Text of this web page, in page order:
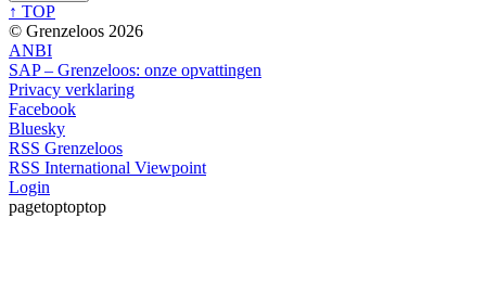
↑ TOP
© Grenzeloos 2026
ANBI
SAP – Grenzeloos: onze opvattingen
Privacy verklaring
Facebook
Bluesky
RSS Grenzeloos
RSS International Viewpoint
Login
pagetoptoptop